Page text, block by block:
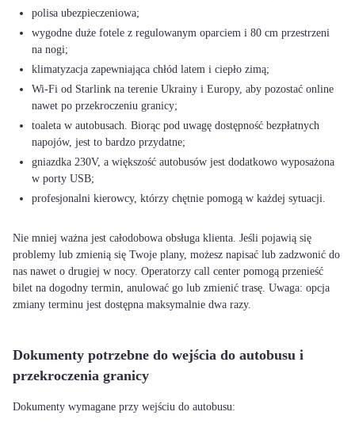
polisa ubezpieczeniowa;
wygodne duże fotele z regulowanym oparciem i 80 cm przestrzeni
na nogi;
klimatyzacja zapewniająca chłód latem i ciepło zimą;
Wi-Fi od Starlink na terenie Ukrainy i Europy, aby pozostać online
nawet po przekroczeniu granicy;
toaleta w autobusach. Biorąc pod uwagę dostępność bezpłatnych
napojów, jest to bardzo przydatne;
gniazdka 230V, a większość autobusów jest dodatkowo wyposażona
w porty USB;
profesjonalni kierowcy, którzy chętnie pomogą w każdej sytuacji.
Nie mniej ważna jest całodobowa obsługa klienta. Jeśli pojawią się
problemy lub zmienią się Twoje plany, możesz napisać lub zadzwonić do
nas nawet o drugiej w nocy. Operatorzy call center pomogą przenieść
bilet na dogodny termin, anulować go lub zmienić trasę. Uwaga: opcja
zmiany terminu jest dostępna maksymalnie dwa razy.
Dokumenty potrzebne do wejścia do autobusu i
przekroczenia granicy